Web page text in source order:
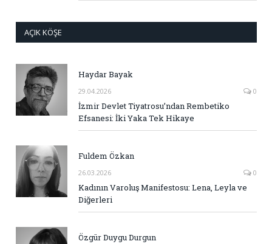
AÇIK KÖŞE
Haydar Bayak
29.04.2026 0
İzmir Devlet Tiyatrosu’ndan Rembetiko
Efsanesi: İki Yaka Tek Hikaye
Fuldem Özkan
26.03.2026 0
Kadının Varoluş Manifestosu: Lena, Leyla ve
Diğerleri
Özgür Duygu Durgun